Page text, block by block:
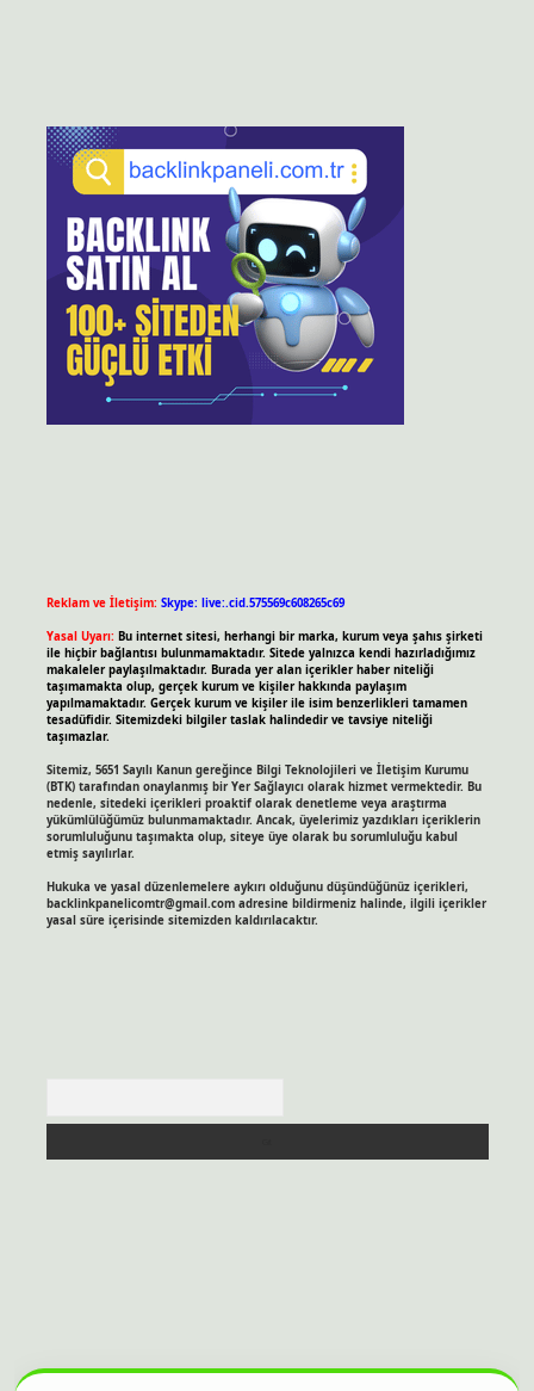
Reklam ve İletişim: Skype: live:.cid.575569c608265c69
Yasal Uyarı: Bu internet sitesi, herhangi bir marka, kurum veya şahıs şirketi
ile hiçbir bağlantısı bulunmamaktadır. Sitede yalnızca kendi hazırladığımız
makaleler paylaşılmaktadır. Burada yer alan içerikler haber niteliği
taşımamakta olup, gerçek kurum ve kişiler hakkında paylaşım
yapılmamaktadır. Gerçek kurum ve kişiler ile isim benzerlikleri tamamen
tesadüfidir. Sitemizdeki bilgiler taslak halindedir ve tavsiye niteliği
taşımazlar.
Sitemiz, 5651 Sayılı Kanun gereğince Bilgi Teknolojileri ve İletişim Kurumu
(BTK) tarafından onaylanmış bir Yer Sağlayıcı olarak hizmet vermektedir. Bu
nedenle, sitedeki içerikleri proaktif olarak denetleme veya araştırma
yükümlülüğümüz bulunmamaktadır. Ancak, üyelerimiz yazdıkları içeriklerin
sorumluluğunu taşımakta olup, siteye üye olarak bu sorumluluğu kabul
etmiş sayılırlar.
Hukuka ve yasal düzenlemelere aykırı olduğunu düşündüğünüz içerikleri,
backlinkpanelicomtr@gmail.comadresine bildirmeniz halinde, ilgili içerikler
yasal süre içerisinde sitemizden kaldırılacaktır.